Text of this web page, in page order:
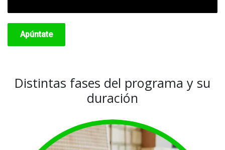
Apúntate
Distintas fases del programa y su
duración